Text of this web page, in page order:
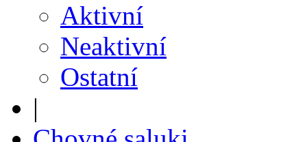
Aktivní
Neaktivní
Ostatní
|